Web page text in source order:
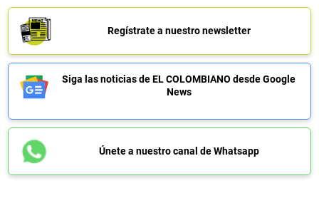
Regístrate a nuestro newsletter
Siga las noticias de EL COLOMBIANO desde Google
News
Únete a nuestro canal de Whatsapp